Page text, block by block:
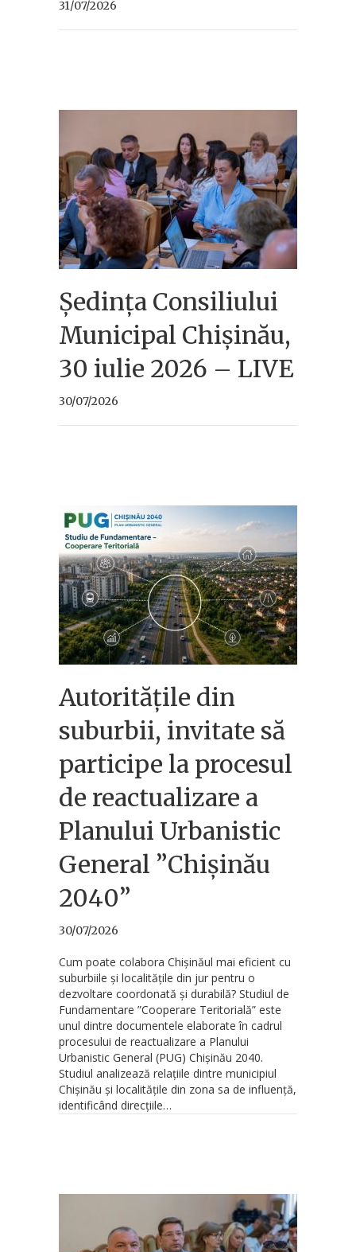
31/07/2026
Ședința Consiliului
Municipal Chișinău,
30 iulie 2026 – LIVE
30/07/2026
Autoritățile din
suburbii, invitate să
participe la procesul
de reactualizare a
Planului Urbanistic
General ”Chișinău
2040”
30/07/2026
Cum poate colabora Chișinăul mai eficient cu
suburbiile și localitățile din jur pentru o
dezvoltare coordonată și durabilă? Studiul de
Fundamentare ”Cooperare Teritorială” este
unul dintre documentele elaborate în cadrul
procesului de reactualizare a Planului
Urbanistic General (PUG) Chișinău 2040.
Studiul analizează relațiile dintre municipiul
Chișinău și localitățile din zona sa de influență,
identificând direcțiile…